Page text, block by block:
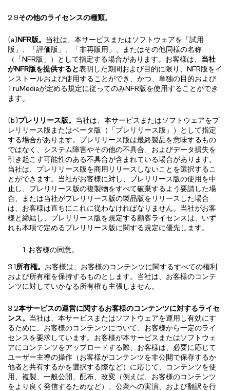
2.9その他のライセンスの種類。
(a)NFR版。 当社は、本サービスまたはソフトウェアを「試用
版」、「評価版」、「非再販用」、またはその他同様の名称
（「NFR版」）として指定する場合があります。お客様は、 当社
がNFR版を提供すると表明した期間および目的に限り、NFR版をイ
ンストールおよび使用することができ、かつ、単独の目的および
TruMediaが定める規定に従ってのみNFR版を使用することができ
ます。
(b)プレリリース版。 当社は、本サービスまたはソフトウェアをプ
レリリース版またはベータ版（「プレリリース版」）として指定
する場合があります。プレリリース版は最終製品を意味するもの
ではなく、システム障害やその他の不具合、およびデータ損失を
引き起こす可能性のある不具合が含まれている場合があります。
当社は、プレリリース版を商用リリースしないことを選択するこ
とができます。当社がお客様に対し、プレリリース版の使用を中
止し、プレリリース版の複製物をすべて破棄するよう要請した場
合、または当社がプレリリース版の製品版をリリースした場合
は、お客様は直ちにこれに従わなければなりません。当社がお客
様と締結し、プレリリース版を規定する顧客ライセンスは、いず
れも本項で定めるプレリリース版に関する規定に優先します。
お客様の同意。
3.1所有権。 お客様は、お客様のコンテンツに関するすべての権利
および所有権を保持するものとします。当社は、お客様のコンテ
ンツに対していかなる所有権も主張しません。
3.2本サービスの運営に関するお客様のコンテンツに対するライセ
ンス。 当社は、本サービスまたはソフトウェアを運用し有効にす
るために、お客様のコンテンツについて、お客様から一定のライ
センスを要求しています。お客様が本サービスまたはソフトウェ
アにコンテンツをアップロードする際、お客様は、必要に応じて
ユーザー主導の操作（お客様がコンテンツを非公開で保存するか
他者と共有するかを選択する際など）に応じて、コンテンツを使
用、複製、一般公開、配布、改変（例えば、お客様のコンテンツ
をより良く発信するためなど）、公衆への実演、および翻訳を行